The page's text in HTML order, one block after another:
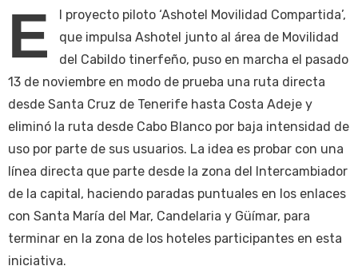
E
l proyecto piloto ‘Ashotel Movilidad Compartida’,
que impulsa Ashotel junto al área de Movilidad
del Cabildo tinerfeño, puso en marcha el pasado
13 de noviembre en modo de prueba una ruta directa
desde Santa Cruz de Tenerife hasta Costa Adeje y
eliminó la ruta desde Cabo Blanco por baja intensidad de
uso por parte de sus usuarios. La idea es probar con una
línea directa que parte desde la zona del Intercambiador
de la capital, haciendo paradas puntuales en los enlaces
con Santa María del Mar, Candelaria y Güímar, para
terminar en la zona de los hoteles participantes en esta
iniciativa.